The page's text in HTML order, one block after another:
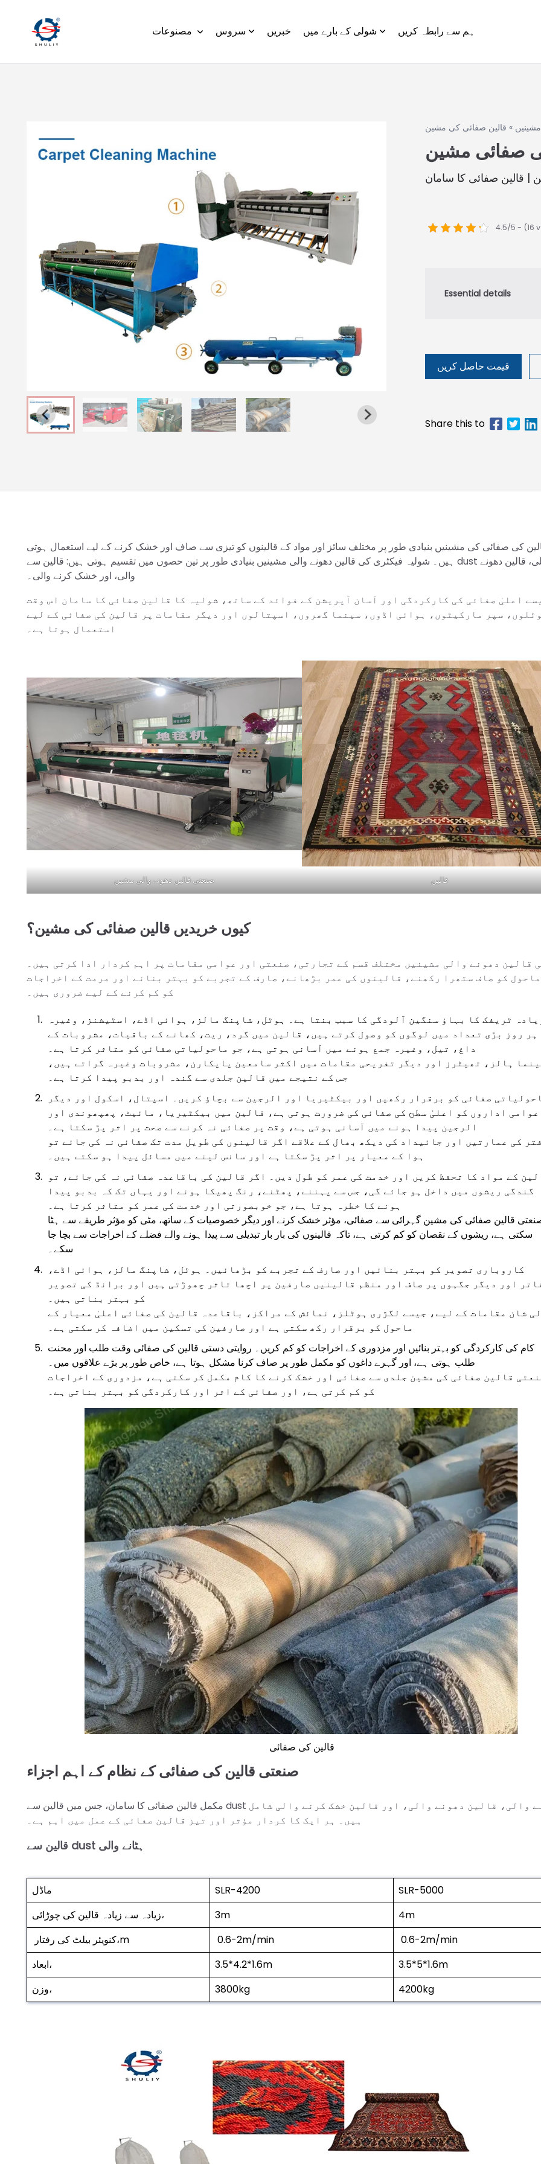
سروس خبریں شولی کے بارے میں ہم سے رابطہ کریں
» قالین صفائی کی مشین
صفائی مشین
| قالین صفائی کا سامان
4.5/5 - (16
قیمت حاصل کریں
کی صفائی کی مشینیں بنیادی طور پر مختلف سائز اور مواد کے قالینوں کو تیزی سے صاف اور خشک کرنے کے لیے استعمال ہوتی
ہیں۔ شولیہ فیکٹری کی قالین دھونے والی مشینیں بنیادی طور پر تین حصوں میں تقسیم ہوتی ہیں: قالین سے dust ہٹانے والی، قالین دھونے
والی، اور خشک کرنے والی۔
اعلیٰ صفائی کی کارکردگی اور آسان آپریشن کے فوائد کے ساتھ، شولیہ کا قالین صفائی کا سامان اس وقت
سپر مارکیٹوں، ہوائی اڈوں، سینما گھروں، اسپتالوں اور دیگر مقامات پر قالین کی صفائی کے لیے
استعمال ہوتا ہے۔
صنعتی قالین دھونے والی مشین قالین
کیوں خریدیں قالین صفائی کی مشین؟
قالین دھونے والی مشینیں مختلف قسم کے تجارتی، صنعتی اور عوامی مقامات پر اہم کردار ادا کرتی ہیں۔
ماحول کو صاف ستھرا رکھنے، قالینوں کی عمر بڑھانے، صارف کے تجربے کو بہتر بنانے اور مرمت کے اخراجات
کو کم کرنے کے لیے ضروری ہیں۔
ٹریفک کا بہاؤ سنگین آلودگی کا سبب بنتا ہے۔ ہوٹل، شاپنگ مالز، ہوائی اڈے، اسٹیشنز، وغیرہ
ہر روز بڑی تعداد میں لوگوں کو وصول کرتے ہیں، قالین میں گرد، ریت، کھانے کے باقیات، مشروبات کے
داغ، تیل، وغیرہ جمع ہونے میں آسانی ہوتی ہے، جو ماحولیاتی صفائی کو متاثر کرتا ہے۔
ہالز، تھیٹرز اور دیگر تفریحی مقامات میں اکثر سامعین پاپکارن، مشروبات وغیرہ گراتے ہیں،
جس کے نتیجے میں قالین جلدی سے گندہ اور بدبو پیدا کرتا ہے۔
صفائی کو برقرار رکھیں اور بیکٹیریا اور الرجین سے بچاؤ کریں۔ اسپتال، اسکول اور دیگر
عوامی اداروں کو اعلیٰ سطح کی صفائی کی ضرورت ہوتی ہے، قالین میں بیکٹیریا، مائیٹ، پھپھوندی اور
الرجین پیدا ہونے میں آسانی ہوتی ہے، وقت پر صفائی نہ کرنے سے صحت پر اثر پڑ سکتا ہے۔
کی عمارتیں اور جائیداد کی دیکھ بھال کے علاقے اگر قالینوں کی طویل مدت تک صفائی نہ کی جائے تو
ہوا کے معیار پر اثر پڑ سکتا ہے اور سانس لینے میں مسائل پیدا ہو سکتے ہیں۔
کے مواد کا تحفظ کریں اور خدمت کی عمر کو طول دیں۔ اگر قالین کی باقاعدہ صفائی نہ کی جائے، تو
گندگی ریشوں میں داخل ہو جائے گی، جس سے پہننے، پھٹنے، رنگ پھیکا ہونے اور یہاں تک کہ بدبو پیدا
ہونے کا خطرہ ہوتا ہے، جو خوبصورتی اور خدمت کی عمر کو متاثر کرتا ہے۔
قالین صفائی کی مشین گہرائی سے صفائی، مؤثر خشک کرنے اور دیگر خصوصیات کے ساتھ، مٹی کو مؤثر طریقے سے ہٹا
سکتی ہے، ریشوں کے نقصان کو کم کرتی ہے، تاکہ قالینوں کی بار بار تبدیلی سے پیدا ہونے والے فضلے کے اخراجات سے بچا جا
سکے۔
کاروباری تصویر کو بہتر بنائیں اور صارف کے تجربے کو بڑھائیں۔ ہوٹل، شاپنگ مالز، ہوائی اڈے،
اور دیگر جگہوں پر صاف اور منظم قالینیں صارفین پر اچھا تاثر چھوڑتی ہیں اور برانڈ کی تصویر
کو بہتر بناتی ہیں۔
شان مقامات کے لیے، جیسے لگژری ہوٹلز، نمائش کے مراکز، باقاعدہ قالین کی صفائی اعلیٰ معیار کے
ماحول کو برقرار رکھ سکتی ہے اور صارفین کی تسکین میں اضافہ کر سکتی ہے۔
کام کی کارکردگی کو بہتر بنائیں اور مزدوری کے اخراجات کو کم کریں۔ روایتی دستی قالین کی صفائی وقت طلب اور محنت
طلب ہوتی ہے، اور گہرے داغوں کو مکمل طور پر صاف کرنا مشکل ہوتا ہے، خاص طور پر بڑے علاقوں میں۔
قالین صفائی کی مشین جلدی سے صفائی اور خشک کرنے کا کام مکمل کر سکتی ہے، مزدوری کے اخراجات
کو کم کرتی ہے، اور صفائی کے اثر اور کارکردگی کو بہتر بناتی ہے۔
قالین کی صفائی
صنعتی قالین کی صفائی کے نظام کے اہم اجزاء
مکمل قالین صفائی کا سامان، جس میں قالین سے dust ہٹانے والی، قالین دھونے والی، اور قالین خشک کرنے والی شامل
ہیں۔ ہر ایک کا کردار مؤثر اور تیز قالین صفائی کے عمل میں اہم ہے۔
قالین سے dust ہٹانے والی
ماڈل SLR-4200
SLR-5000
زیادہ سے زیادہ قالین کی چوڑائی،
3m
4m
کنویئر بیلٹ کی رفتار،m
0.6-2m/min
0.6-2m/min
ابعاد،
3.5*4.2*1.6m
3.5*5*1.6m
وزن،
3800kg 4200kg